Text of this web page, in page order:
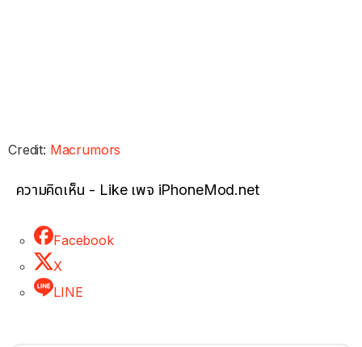
Credit: Macrumors
ความคิดเห็น - Like เพจ iPhoneMod.net
Facebook
X
LINE